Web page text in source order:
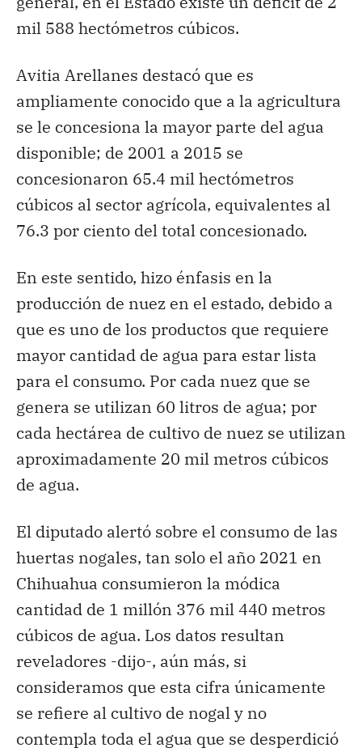
mil 588 hectómetros cúbicos.
Avitia Arellanes destacó que es
ampliamente conocido que a la agricultura
se le concesiona la mayor parte del agua
disponible; de 2001 a 2015 se
concesionaron 65.4 mil hectómetros
cúbicos al sector agrícola, equivalentes al
76.3 por ciento del total concesionado.
En este sentido, hizo énfasis en la
producción de nuez en el estado, debido a
que es uno de los productos que requiere
mayor cantidad de agua para estar lista
para el consumo. Por cada nuez que se
genera se utilizan 60 litros de agua; por
cada hectárea de cultivo de nuez se utilizan
aproximadamente 20 mil metros cúbicos
de agua.
El diputado alertó sobre el consumo de las
huertas nogales, tan solo el año 2021 en
Chihuahua consumieron la módica
cantidad de 1 millón 376 mil 440 metros
cúbicos de agua. Los datos resultan
reveladores -dijo-, aún más, si
consideramos que esta cifra únicamente
se refiere al cultivo de nogal y no
contempla toda el agua que se desperdició